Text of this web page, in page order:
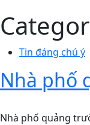
Tin đáng chú ý
Nhà phố
Nhà phố quảng